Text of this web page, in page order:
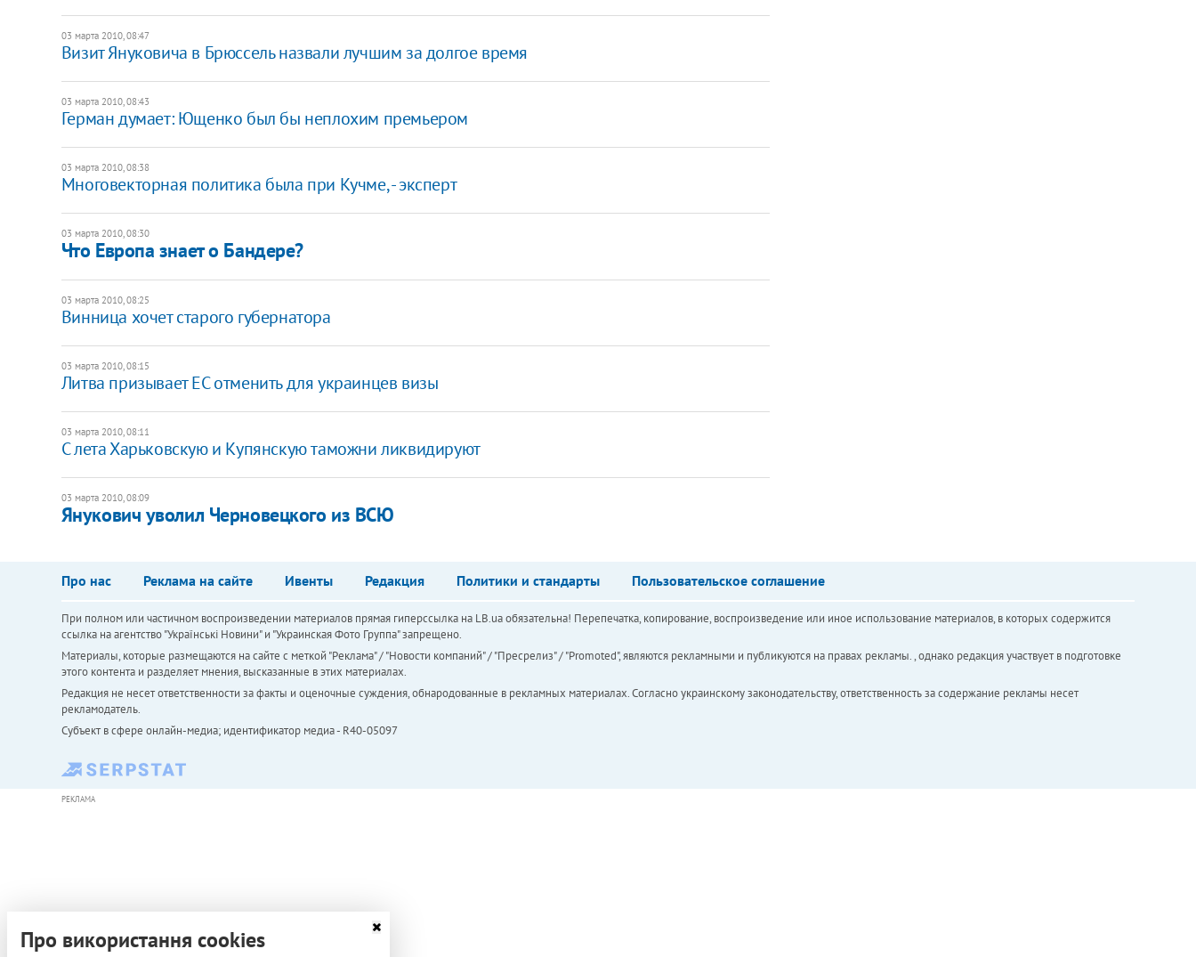
03 марта 2010, 08:47
Визит Януковича в Брюссель назвали лучшим за долгое время
03 марта 2010, 08:43
Герман думает: Ющенко был бы неплохим премьером
03 марта 2010, 08:38
Многовекторная политика была при Кучме, - эксперт
03 марта 2010, 08:30
Что Европа знает о Бандере?
03 марта 2010, 08:25
Винница хочет старого губернатора
03 марта 2010, 08:15
Литва призывает ЕС отменить для украинцев визы
03 марта 2010, 08:11
С лета Харьковскую и Купянскую таможни ликвидируют
03 марта 2010, 08:09
Янукович уволил Черновецкого из ВСЮ
Про нас Реклама на сайте Ивенты Редакция Политики и стандарты Пользовательское соглашение
При полном или частичном воспроизведении материалов прямая гиперссылка на LB.ua обязательна! Перепечатка, копирование, воспроизведение или иное использование материалов, в которых содержится
ссылка на агентство "Українськi Новини" и "Украинская Фото Группа" запрещено.
Материалы, которые размещаются на сайте с меткой "Реклама" / "Новости компаний" / "Пресрелиз" / "Promoted", являются рекламными и публикуются на правах рекламы. , однако редакция участвует в подготовке
этого контента и разделяет мнения, высказанные в этих материалах.
Редакция не несет ответственности за факты и оценочные суждения, обнародованные в рекламных материалах. Согласно украинскому законодательству, ответственность за содержание рекламы несет
рекламодатель.
Субъект в сфере онлайн-медиа; идентификатор медиа - R40-05097
РЕКЛАМА
Про використання cookies